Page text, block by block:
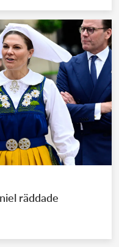
räddade